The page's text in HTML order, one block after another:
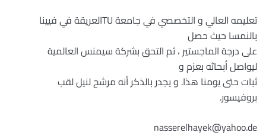
تعليمه العالي و التخصصي في جامعة TUالعريقة في فيينا
بالنمسا حيث حصل
على درجة الماجستير ، ثم التحق بشركة سيمنس العالمية
ليواصل أبحاثه بعزم و
ثبات حتى يومنا هذا. و يجدر بالذكر أنه مرشح لنيل لقب
بروفيسور.
nasserelhayek@yahoo.de